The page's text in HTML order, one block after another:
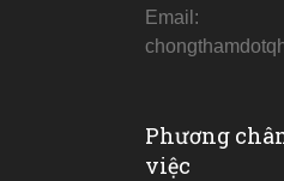
Email:
Phương
việc